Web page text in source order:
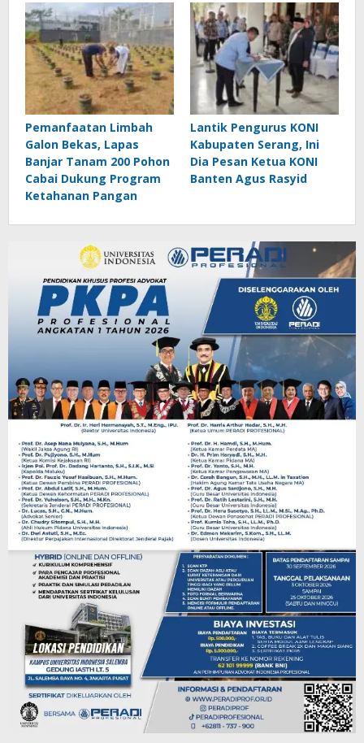
Pemanfaatan Limbah
Galon Bekas, Lapas
Banjar Tanam 200 Pohon
Cabai Dukung Program
Ketahanan Pangan
Lantik Pengurus KONI
Kabupaten Serang, Ini
Dia Pesan Ketua KONI
Banten Agus Rasyid